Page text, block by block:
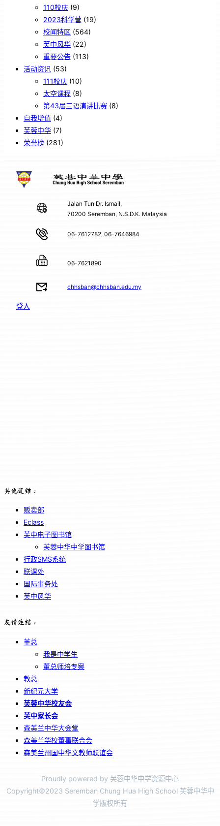
110校庆 (9)
2023科学营 (19)
校闻特区 (564)
芙中风华 (22)
重要公告 (113)
活动资讯 (53)
111校庆 (10)
太空课程 (8)
第43届三语演讲比赛 (8)
自我增值 (4)
芙蓉中华 (7)
荣誉榜 (281)
Jalan Tun Dr. Ismail,
70200 Seremban, N.S.D.K. Malaysia
06-7612782, 06-7646984
06-7621890
chhsban@chhsban.edu.my
登入
其他连结：
贩卖部
Eclass
芙中电子图书馆
芙蓉中华中学图书馆
行政SMS系统
联课处
国际事务处
芙中风华
友情连结：
董总
我是中学生
董总师培专案
教总
新纪元大学
芙蓉中华校友会
芙中家长会
森美兰中华大会堂
森美兰华校董事联合会
森美兰州国中华文教师联谊会
Proudly powered by 芙蓉中华中学资源中心
Copyright©2023 Seremban Chung Hua High School 芙蓉中华中
学版权所有